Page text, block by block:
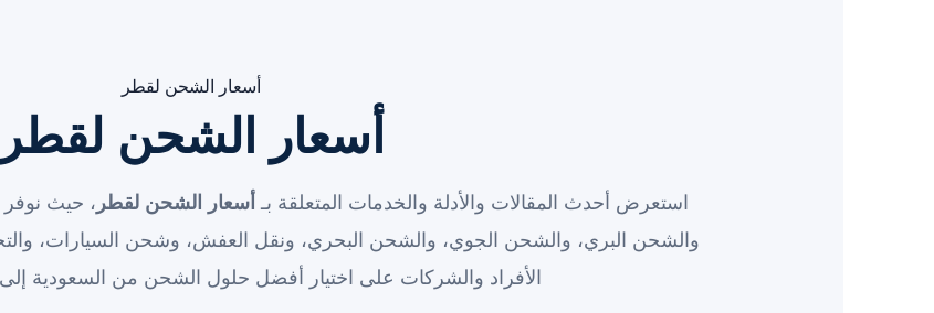
أسعار الشحن لقطر
أسعار الشحن لقطر
استعرض أحدث المقالات والأدلة والخدمات المتعلقة بـ أسعار الشحن لقطر ، حيث نوفر
والشحن البري، والشحن الجوي، والشحن البحري، ونقل العفش، وشحن السيارات،
الأفراد والشركات على اختيار أفضل حلول الشحن من السعودية